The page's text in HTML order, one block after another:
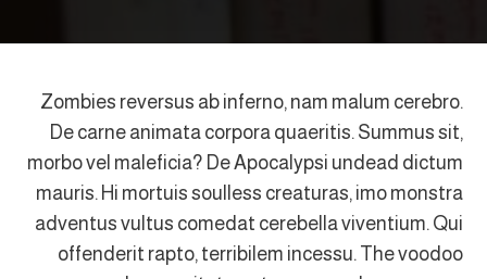
Zombies reversus ab inferno, nam malum cerebro.
De carne animata corpora quaeritis. Summus sit​​,
morbo vel maleficia? De Apocalypsi undead dictum
mauris. Hi mortuis soulless creaturas, imo monstra
adventus vultus comedat cerebella viventium. Qui
offenderit rapto, terribilem incessu. The voodoo